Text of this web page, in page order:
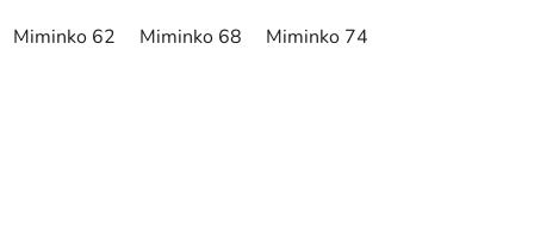
Miminko 62 Miminko 68 Miminko 74